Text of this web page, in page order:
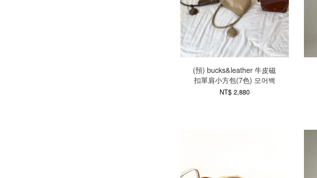
(預) bucks&leather 牛皮磁
扣單肩小方包(7色) 모어백
NT$ 2,880